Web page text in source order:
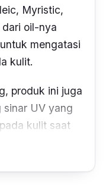
Myristic,
oil-nya
mengatasi
kulit.
produk ini juga
sinar UV yang
kulit saat